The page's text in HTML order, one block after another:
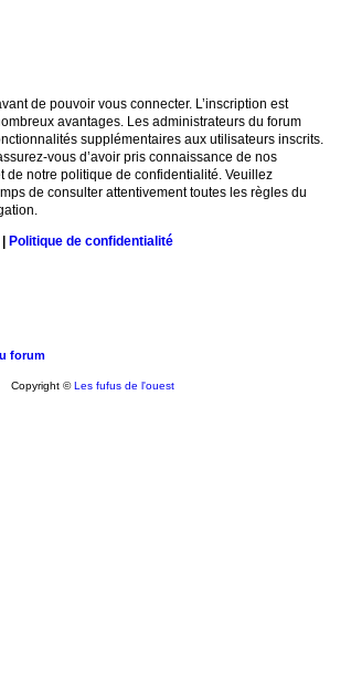
de pouvoir vous connecter. L’inscription est
avantages. Les administrateurs du forum
supplémentaires aux utilisateurs inscrits.
vous d’avoir pris connaissance de nos
de notre politique de confidentialité. Veuillez
de consulter attentivement toutes les règles du
| Politique de confidentialité
forum
Copyright ©Les fufus de l'ouest